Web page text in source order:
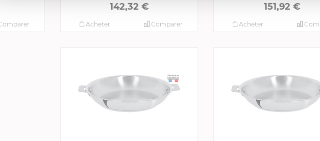
142,32 €
Comparer
Acheter
151,92 €
Acheter